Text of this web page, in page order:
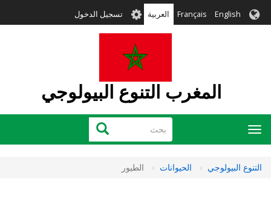
إلى
English
Français العربية User
account
menu
تسجيل الدخول
المغرب التنوع البيولوجي
بحث بحث
Toggle
navigation
التنوع البيولوجي الحيوانات الطيور